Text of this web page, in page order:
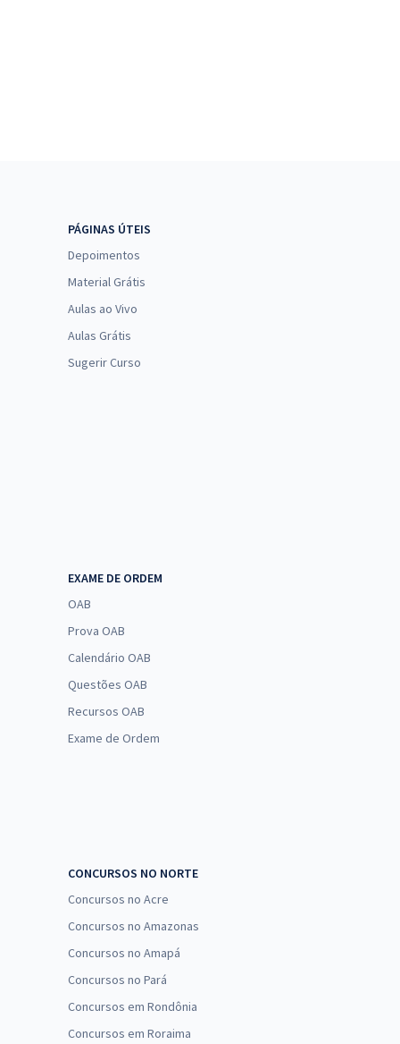
PÁGINAS ÚTEIS
Depoimentos
Material Grátis
Aulas ao Vivo
Aulas Grátis
Sugerir Curso
EXAME DE ORDEM
OAB
Prova OAB
Calendário OAB
Questões OAB
Recursos OAB
Exame de Ordem
CONCURSOS NO NORTE
Concursos no Acre
Concursos no Amazonas
Concursos no Amapá
Concursos no Pará
Concursos em Rondônia
Concursos em Roraima